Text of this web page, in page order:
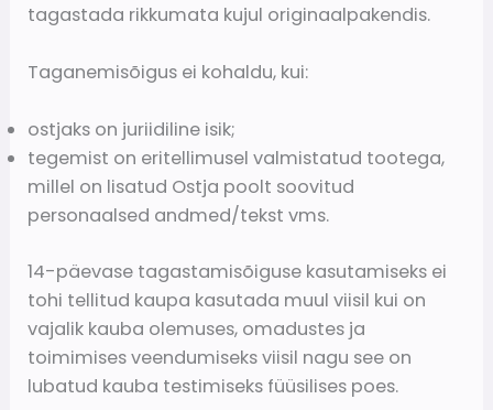
tagastada rikkumata kujul originaalpakendis.
Taganemisõigus ei kohaldu, kui:
ostjaks on juriidiline isik;
tegemist on eritellimusel valmistatud tootega,
millel on lisatud Ostja poolt soovitud
personaalsed andmed/tekst vms.
14-päevase tagastamisõiguse kasutamiseks ei
tohi tellitud kaupa kasutada muul viisil kui on
vajalik kauba olemuses, omadustes ja
toimimises veendumiseks viisil nagu see on
lubatud kauba testimiseks füüsilises poes.